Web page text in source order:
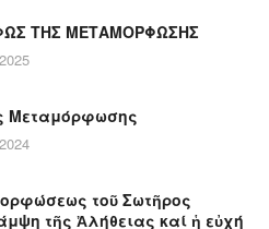
ΤΗΣ ΜΕΤΑΜΟΡΦΩΣΗΣ
Μεταμόρφωσης
τοῦ Σωτῆρος
τῆς Ἀλήθειας καί ἡ εὐχή